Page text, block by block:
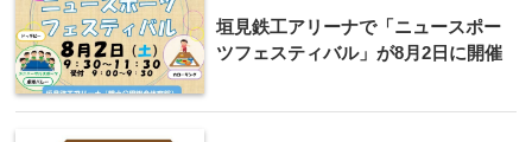
垣見鉄工アリーナで「ニュースポー
ツフェスティバル」が8月2日に開催